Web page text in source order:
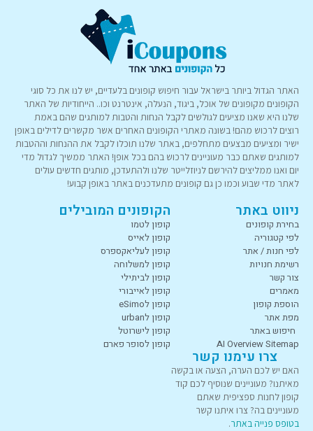
האתר הגדול ביותר בישראל עבור חיפוש קופונים בלעדיים, יש לנו את כל סוגי
הקופונים מקופונים של אוכל, ביגוד, הנעלה, אינטרנט וכו.. הייחודיות של האתר
שלנו היא שאנו מציעים לגולשים לקבל הנחות והטבות למותגים שהם באמת
רוצים לרכוש מהם! בשונה מאתרי הקופונים האחרים אשר מקשרים לדילים באופן
ישיר ומציעים מבצעים מתחלפים, באתר שלנו תוכלו לקבל את ההנחות וההטבות
למותגים שאתם כבר מעוניינים לרכוש בהם בכל אופן! האתר ממשיך לגדול מדי
יום ואנו ממליצים להירשם לניוזלייטר שלנו ולהתעדכן, מותגים חדשים עולים
לאתר מדי שבוע וכמו כן גם קופונים מתעדכנים באתר באופן קבוע!
ניווט באתר
בחירת קופונים
לפי קטגוריה
לפי חנות / אתר
רשימת חנויות
צור קשר
מאמרים
הוספת קופון
מפת אתר
חיפוש באתר
AI Overview Sitemap
הקופונים המובילים
קופון לטמו
קופון לאייס
קופון לעליאקספרס
קופון למשלוחה
קופון לביתילי
קופון לאייבורי
קופון לeSimo
קופון לurban
קופון לישרוטל
קופון לסופר פארם
צרו עימנו קשר
האם יש לכם הערה, הצעה או בקשה
מאיתנו? מעוניינים שנוסיף לכם קוד
קופון לחנות ספציפית שאתם
מעוניינים בה? צרו איתנו קשר
בטופס פנייה באתר.